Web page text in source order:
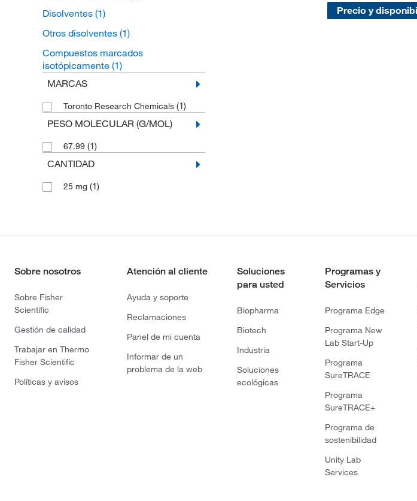
Disolventes (1)
Otros disolventes (1)
Compuestos marcados
isotópicamente (1)
MARCAS
Toronto Research Chemicals (1)
PESO MOLECULAR (G/MOL)
67.99 (1)
CANTIDAD
25 mg (1)
Precio y
Sobre nosotros
Sobre Fisher
Scientific
Gestión de calidad
Trabajar en Thermo
Fisher Scientific
Políticas y avisos
Atención al cliente
Ayuda y soporte
Reclamaciones
Panel de mi cuenta
Informar de un
problema de la web
Soluciones
para usted
Biopharma
Biotech
Industria
Soluciones
ecológicas
Programas y
Servicios
Programa Edge
Programa New
Lab Start-Up
Programa
SureTRACE
Programa
SureTRACE+
Programa de
sostenibilidad
Unity Lab
Services